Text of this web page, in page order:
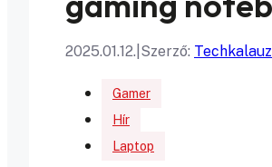
2025.01.12. Szerző:
Gamer
Hír
Laptop